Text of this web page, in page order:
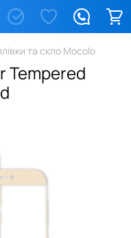
та скло Mocolo
Tempered